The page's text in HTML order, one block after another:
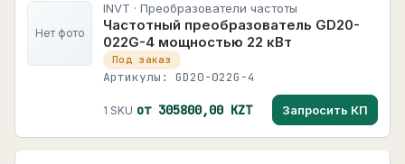
Нет фото
INVT · Преобразователи частоты
Частотный преобразователь GD20-
022G-4 мощностью 22 кВт
Под заказ
Артикулы: GD20-022G-4
1 SKU от 305800,00 KZT Запросить КП